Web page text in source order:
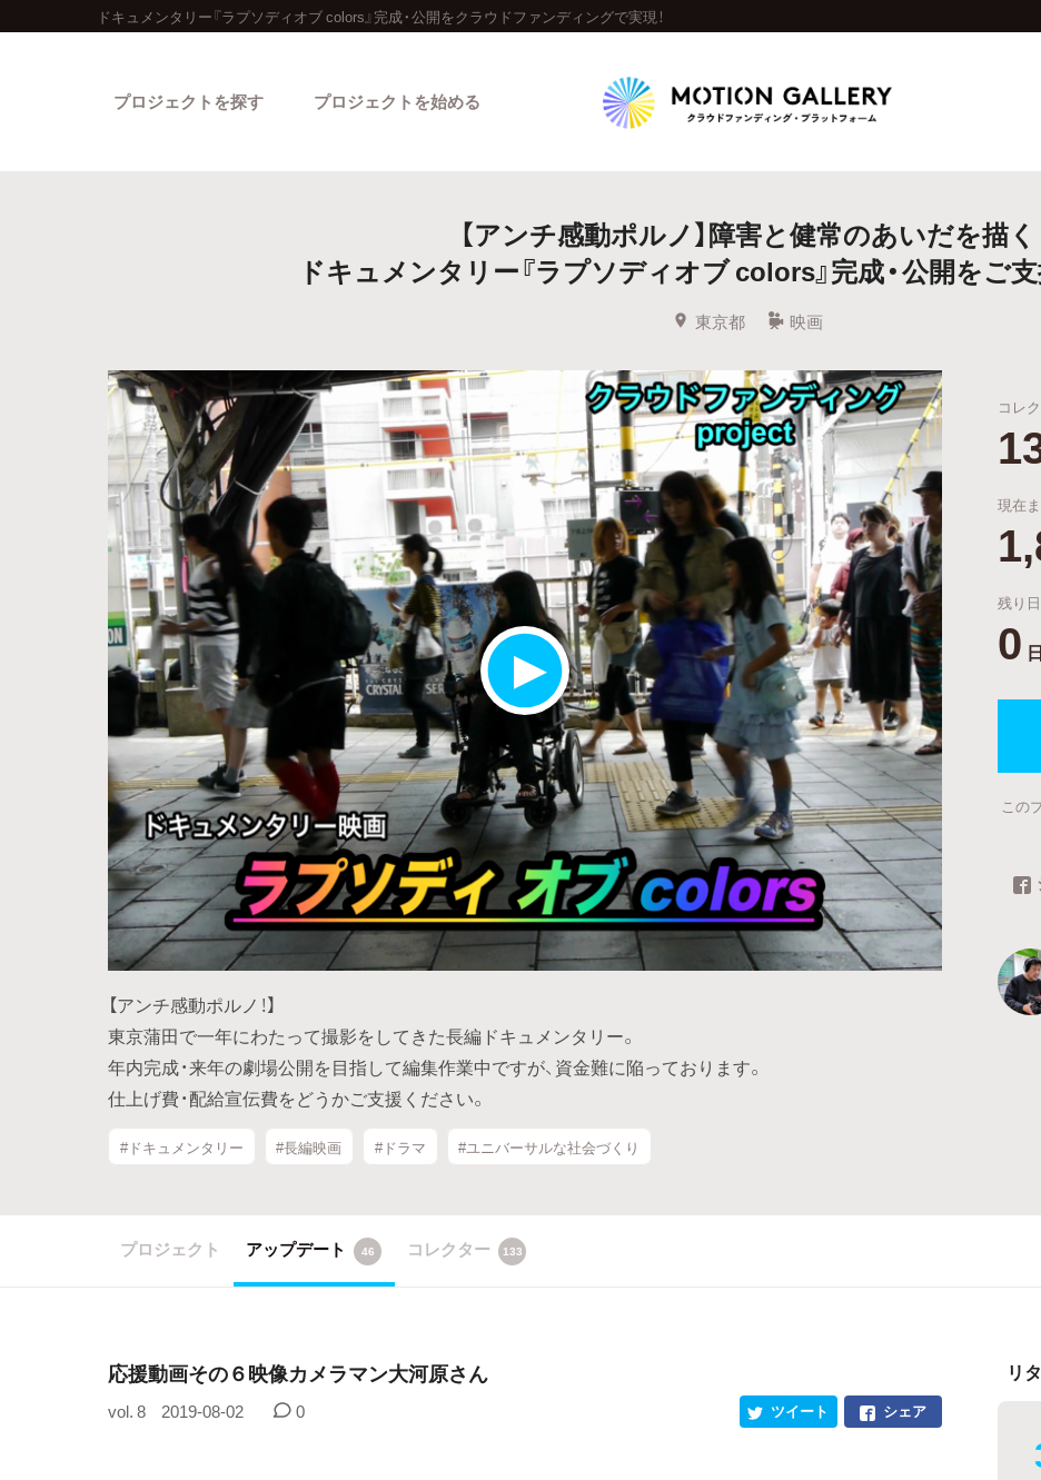
ドキュメンタリー『ラプソディオブ colors』完成・公開をクラウドファンディングで実現！
プロジェクトを探す
人気のプロジェクト 新着プロジェクト 終了間近のプロジェクト
Feature
カテゴリーから探す タグから探す キュレーターから探す 特集から探す
Legendary
最新達成プロジェクト 調達額が大きいプロジェクト
プロジェクトを始める
【アンチ感動ポルノ】障害と健常のあいだを描く
ドキュメンタリー『ラプソディオブ colors』完成・公開をご
東京都 映画
【アンチ感動ポルノ！】
東京蒲田で一年にわたって撮影をしてきた長編ドキュメンタリー。
年内完成・来年の劇場公開を目指して編集作業中ですが、資金難に陥っております。
仕上げ費・配給宣伝費をどうかご支援ください。
#ドキュメンタリー #長編映画 #ドラマ #ユニバーサルな社会づくり
コレ
現在
残り
0 日
この
プロジェクト アップデート 46 コレクター 133
応援動画その６映像カメラマン大河原さん
vol. 8 2019-08-02 0 シェア
ツイート
リ